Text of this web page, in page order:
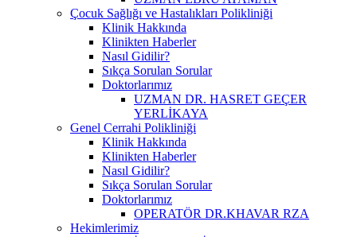
Çocuk Sağlığı ve Hastalıkları Polikliniği
Klinik Hakkında
Klinikten Haberler
Nasıl Gidilir?
Sıkça Sorulan Sorular
Doktorlarımız
UZMAN DR. HASRET GEÇER
YERLİKAYA
Genel Cerrahi Polikliniği
Klinik Hakkında
Klinikten Haberler
Nasıl Gidilir?
Sıkça Sorulan Sorular
Doktorlarımız
OPERATÖR DR.KHAVAR RZA
Hekimlerimiz